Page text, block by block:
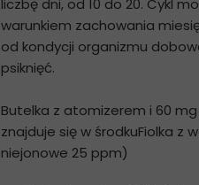
liczbę dni, od 10 do 20. Cykl
warunkiem zachowania
od kondycji organizmu
psiknięć.
Butelka z atomizerem i 60
znajduje się w środkuFiolka z
niejonowe 25 ppm)